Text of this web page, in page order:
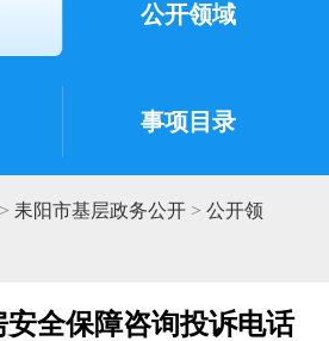
公开领域
事项目录
>耒阳市基层政务公开 >公开领
全保障咨询投诉电话